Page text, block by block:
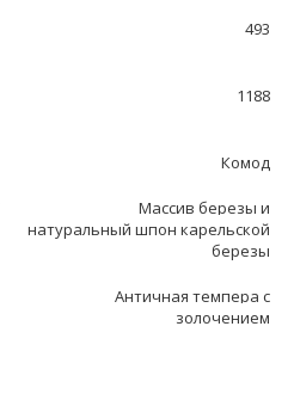
493
1188
Комод
Массив березы и
натуральный шпон карельской
березы
Античная темпера с
золочением